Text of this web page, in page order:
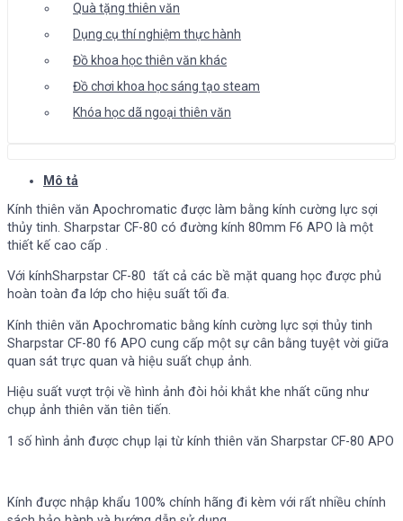
Quà tặng thiên văn
Dụng cụ thí nghiệm thực hành
Đồ khoa học thiên văn khác
Đồ chơi khoa học sáng tạo steam
Khóa học dã ngoại thiên văn
Mô tả
Kính thiên văn Apochromatic được làm bằng kính cường lực sợi
thủy tinh. Sharpstar CF-80 có đường kính 80mm F6 APO là một
thiết kế cao cấp .
Với kínhSharpstar CF-80 tất cả các bề mặt quang học được phủ
hoàn toàn đa lớp cho hiệu suất tối đa.
Kính thiên văn Apochromatic bằng kính cường lực sợi thủy tinh
Sharpstar CF-80 f6 APO cung cấp một sự cân bằng tuyệt vời giữa
quan sát trực quan và hiệu suất chụp ảnh.
Hiệu suất vượt trội về hình ảnh đòi hỏi khắt khe nhất cũng như
chụp ảnh thiên văn tiên tiến.
1 số hình ảnh được chụp lại từ kính thiên văn Sharpstar CF-80 APO
Kính được nhập khẩu 100% chính hãng đi kèm với rất nhiều chính